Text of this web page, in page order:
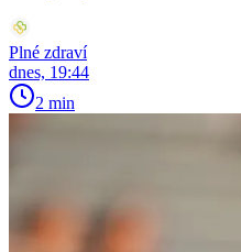
Plné zdraví
dnes, 19:44
2 min